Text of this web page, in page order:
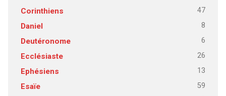
Corinthiens
47
Daniel 8
Deutéronome 6
Ecclésiaste 26
Ephésiens 13
Esaïe 59